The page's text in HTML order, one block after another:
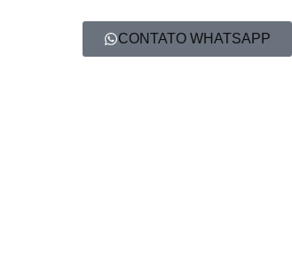
CONTATO WHATSAPP